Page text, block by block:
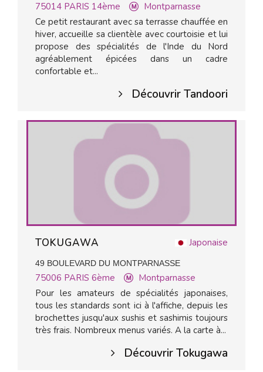
75014 PARIS 14ème
Montparnasse
Ce petit restaurant avec sa terrasse chauffée en
hiver, accueille sa clientèle avec courtoisie et lui
propose des spécialités de l'Inde du Nord
agréablement épicées dans un cadre
confortable et...
Découvrir Tandoori
Japonaise
TOKUGAWA
49 BOULEVARD DU MONTPARNASSE
75006 PARIS 6ème
Montparnasse
Pour les amateurs de spécialités japonaises,
tous les standards sont ici à l'affiche, depuis les
brochettes jusqu'aux sushis et sashimis toujours
très frais. Nombreux menus variés. A la carte à...
Découvrir Tokugawa